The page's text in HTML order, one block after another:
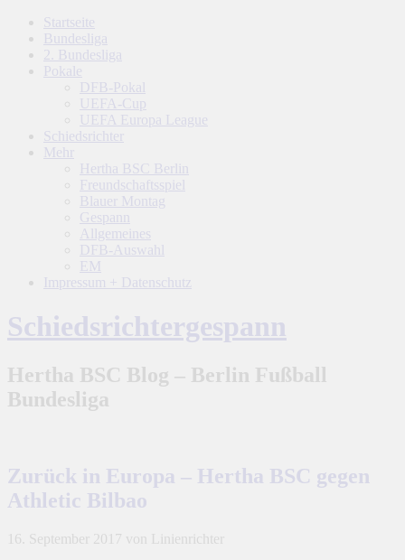
Startseite
Bundesliga
2. Bundesliga
Pokale
DFB-Pokal
UEFA-Cup
UEFA Europa League
Schiedsrichter
Mehr
Hertha BSC Berlin
Freundschaftsspiel
Blauer Montag
Gespann
Allgemeines
DFB-Auswahl
EM
Impressum + Datenschutz
Schiedsrichtergespann
Hertha BSC Blog – Berlin Fußball
Bundesliga
Zurück in Europa – Hertha BSC gegen
Athletic Bilbao
16. September 2017 von Linienrichter